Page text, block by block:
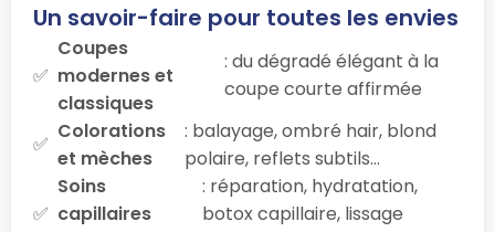
Un savoir-faire pour toutes les envies
Coupes
modernes et
classiques
: du dégradé élégant à la
coupe courte affirmée
Colorations
et mèches
: balayage, ombré hair, blond
polaire, reflets subtils…
Soins
capillaires
: réparation, hydratation,
botox capillaire, lissage